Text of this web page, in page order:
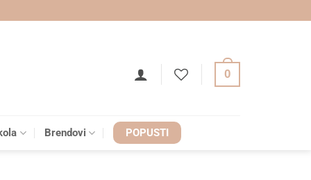
0
Brendovi POPUSTI